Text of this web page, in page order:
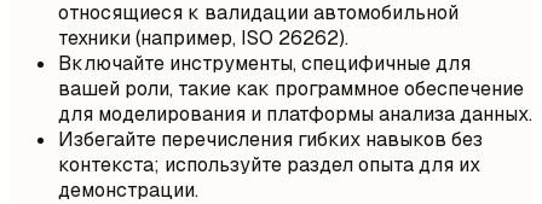
относящиеся к валидации автомобильной
техники (например, ISO 26262).
Включайте инструменты, специфичные для
вашей роли, такие как программное обеспечение
для моделирования и платформы анализа данных.
Избегайте перечисления гибких навыков без
контекста; используйте раздел опыта для их
демонстрации.